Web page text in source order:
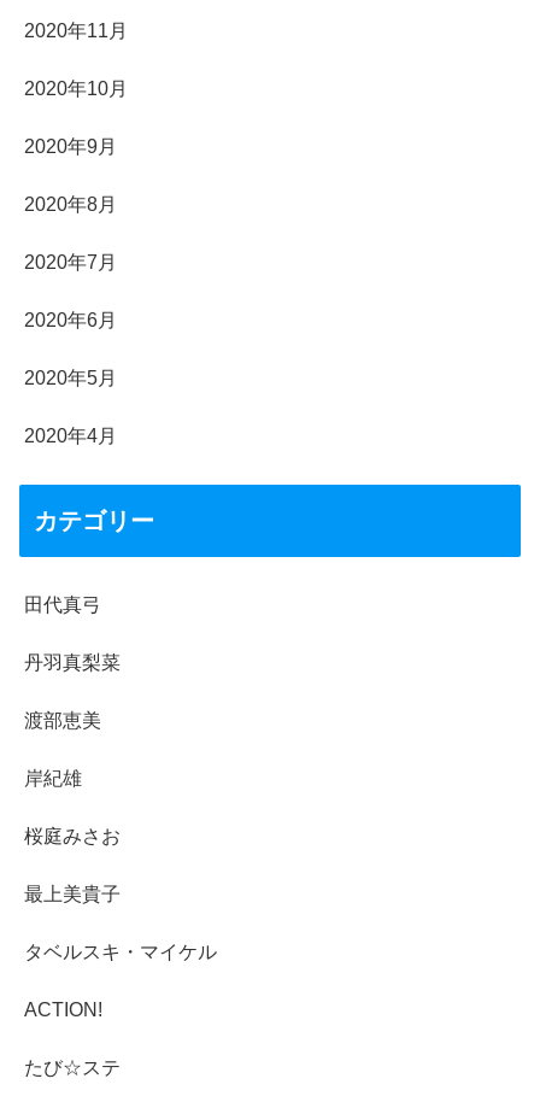
2020年11月
2020年10月
2020年9月
2020年8月
2020年7月
2020年6月
2020年5月
2020年4月
カテゴリー
田代真弓
丹羽真梨菜
渡部恵美
岸紀雄
桜庭みさお
最上美貴子
タベルスキ・マイケル
ACTION!
たび☆ステ